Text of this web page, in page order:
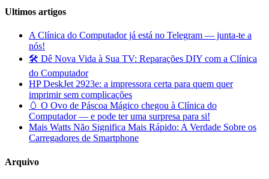
Ultimos artigos
A Clínica do Computador já está no Telegram — junta-te a
nós!
🛠️ Dê Nova Vida à Sua TV: Reparações DIY com a Clínica
do Computador
HP DeskJet 2923e: a impressora certa para quem quer
imprimir sem complicações
🥚 O Ovo de Páscoa Mágico chegou à Clínica do
Computador — e pode ter uma surpresa para si!
Mais Watts Não Significa Mais Rápido: A Verdade Sobre os
Carregadores de Smartphone
Arquivo